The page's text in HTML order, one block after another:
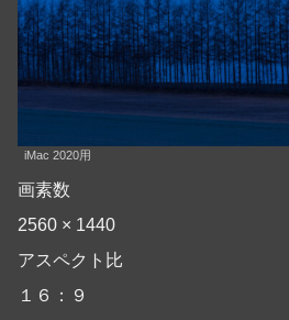
iMac 2020用
画素数
2560 × 1440
アスペクト比
１６：９